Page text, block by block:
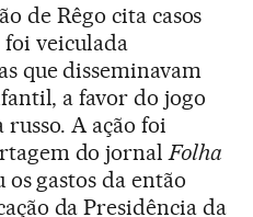
de Rêgo cita casos
foi veiculada
que disseminavam
a favor do jogo
A ação foi
do jornalFolha
gastos da então
da Presidência da